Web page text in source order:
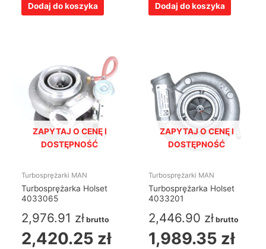
Dodaj do koszyka Dodaj do koszyka
ZAPYTAJ O CENĘ I
DOSTĘPNOŚĆ
Turbosprężarki MAN
Turbosprężarka Holset
4033065
2,976.91 zł brutto
2,420.25 zł
ZAPYTAJ O CENĘ I
DOSTĘPNOŚĆ
Turbosprężarki MAN
Turbosprężarka Holset
4033201
2,446.90 zł brutto
1,989.35 zł